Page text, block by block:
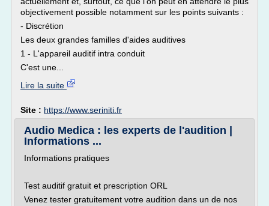
objectivement possible notamment sur les points suivants :
- Discrétion
Les deux grandes familles d'aides auditives
1 - L'appareil auditif intra conduit
C'est une...
Lire la suite
Site : https://www.seriniti.fr
Audio Medica : les experts de l'audition |
Informations ...
Informations pratiques
Test auditif gratuit et prescription ORL
Venez tester gratuitement votre audition dans un de nos